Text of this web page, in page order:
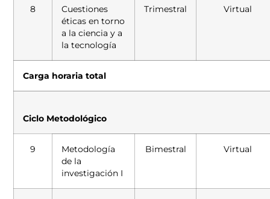
8
Cuestiones
éticas en torno
a la ciencia y a
la tecnología
Trimestral Virtual
Carga horaria total
Ciclo Metodológico
9
Metodología
de la
investigación I
Bimestral Virtual